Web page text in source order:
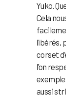
Yuko.
Cela
libérés,
corset
l’on
aussi